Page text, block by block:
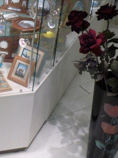
Витрины на основе ЛДСП